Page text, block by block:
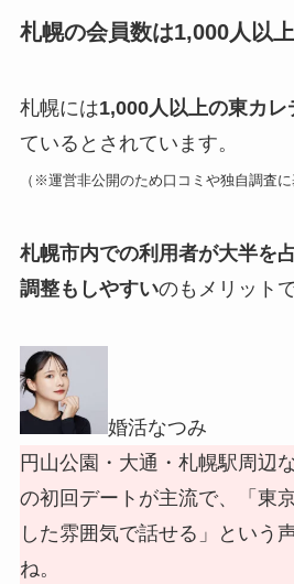
札幌の会員数は1,000人以
札幌には1,000人以上の東カ
ているとされています。
（※運営非公開のため口コミや独自調査に
札幌市内での利用者が大半を
調整もしやすいのもメリットで
婚活なつみ
円山公園・大通・札幌駅周辺
の初回デートが主流で、「東
した雰囲気で話せる」という
ね。